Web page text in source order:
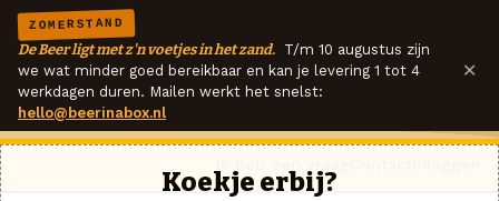
ZOMERSTAND
De Beer ligt met z'n voetjes in het zand. T/m 10 augustus zijn
we wat minder goed bereikbaar en kan je levering 1 tot 4
werkdagen duren. Mailen werkt het snelst:
hello@beerinabox.nl
×
Koekje erbij?